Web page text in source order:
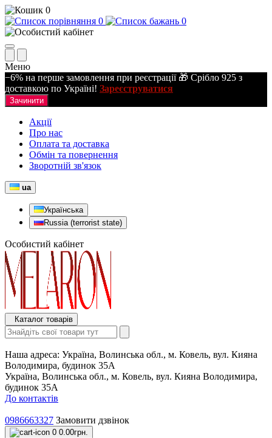
0
0
0
Меню
−6% на перше замовлення при реєстрації 🎁 Срібло 925 з
доставкою по Україні! Зареєструватися
Зачинити
Акції
Про нас
Оплата та доставка
Обмін та повернення
Зворотній зв'язок
ua
Українська
Russia (terrorist state)
Особистий кабінет
Каталог товарів
Наша адреса: Україна, Волинська обл., м. Ковель, вул. Кияна
Володимира, будинок 35А
Україна, Волинська обл., м. Ковель, вул. Кияна Володимира,
будинок 35А
До контактів
0986663327 Замовити дзвінок
0 0.00грн.